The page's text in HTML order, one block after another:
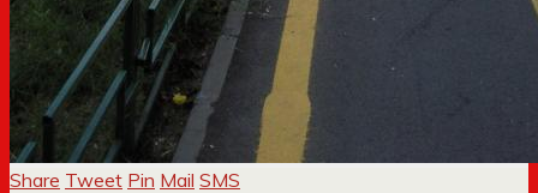
Share Tweet Pin Mail SMS